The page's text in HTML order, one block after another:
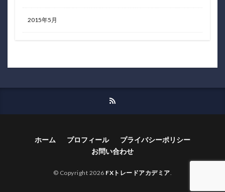
2015年5月
ホーム プロフィール
プライバシーポリシー
お問い合わせ
© Copyright 2026 FXトレードアカデミア.